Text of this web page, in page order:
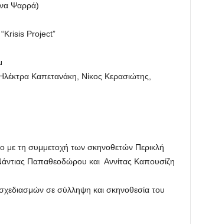
Ψαρρά)
Project”
Καπετανάκη, Νίκος Κερασιώτης,
με τη συμμετοχή των σκηνοθετών Περικλή
Παπαθεοδώρου και Αννίτας Καπουσίζη
σε σύλληψη και σκηνοθεσία του